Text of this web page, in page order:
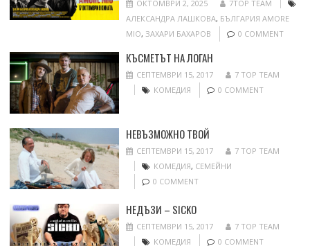
ОКТОМВРИ 2, 2025
7TOP TEAM
АЛЕКСАНДРА ЛАШКОВА, БЪЛГАРИЯ AMORE
MIO, ЗАХАРИ БАХАРОВ 0 COMMENT
КЪСМЕТЪТ НА ЛОГАН
СЕПТЕМВРИ 15, 2017
7 TOP TEAM
КОМЕДИЯ
0 COMMENT
НЕВЪЗМОЖНО ТВОЙ
СЕПТЕМВРИ 15, 2017
7 TOP TEAM
КОМЕДИЯ, СЕМЕЙНИ
0 COMMENT
НЕДЪЗИ – SICKO
СЕПТЕМВРИ 15, 2017
7 TOP TEAM
КОМЕДИЯ
0 COMMENT